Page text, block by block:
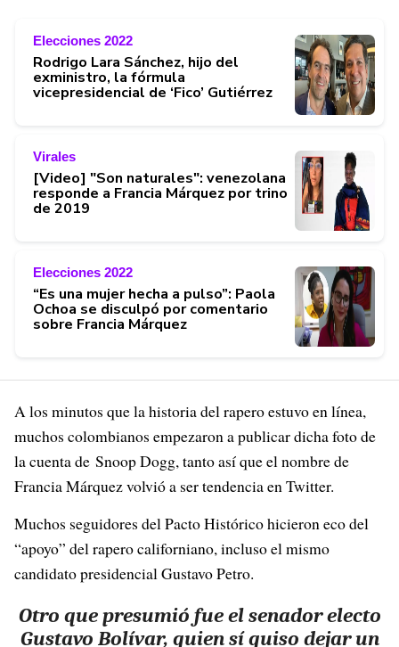
Elecciones 2022
Rodrigo Lara Sánchez, hijo del
exministro, la fórmula
vicepresidencial de ‘Fico’ Gutiérrez
Virales
[Video] "Son naturales": venezolana
responde a Francia Márquez por trino
de 2019
Elecciones 2022
“Es una mujer hecha a pulso”: Paola
Ochoa se disculpó por comentario
sobre Francia Márquez
A los minutos que la historia del rapero estuvo en línea,
muchos colombianos empezaron a publicar dicha foto de
la cuenta de Snoop Dogg, tanto así que el nombre de
Francia Márquez volvió a ser tendencia en Twitter.
Muchos seguidores del Pacto Histórico hicieron eco del
“apoyo” del rapero californiano, incluso el mismo
candidato presidencial Gustavo Petro.
Otro que presumió fue el senador electo
Gustavo Bolívar, quien sí quiso dejar un